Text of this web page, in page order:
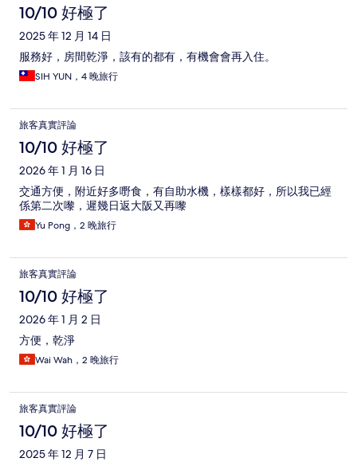
10/10 好極了
2025 年 12 月 14 日
服務好，房間乾淨，該有的都有，有機會會再入住。
SIH YUN，4 晚旅行
旅客真實評論
10/10 好極了
2026 年 1 月 16 日
交通方便，附近好多嘢食，有自助水機，樣樣都好，所以我已經
係第二次嚟，遲幾日返大阪又再嚟
Yu Pong，2 晚旅行
旅客真實評論
10/10 好極了
2026 年 1 月 2 日
方便，乾淨
Wai Wah，2 晚旅行
旅客真實評論
10/10 好極了
2025 年 12 月 7 日